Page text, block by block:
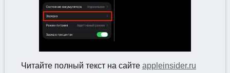
Читайте полный текст на сайте appleinsider.ru